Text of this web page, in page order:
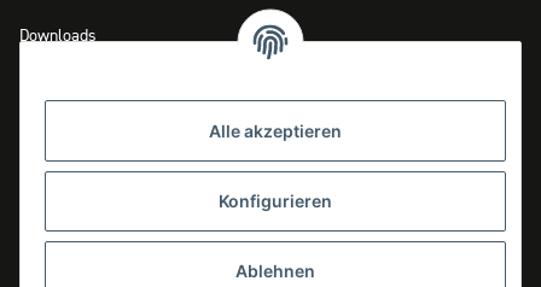
Downloads
Widerrufsrecht
INFOS
Alle akzeptieren
Konfigurieren
Ablehnen